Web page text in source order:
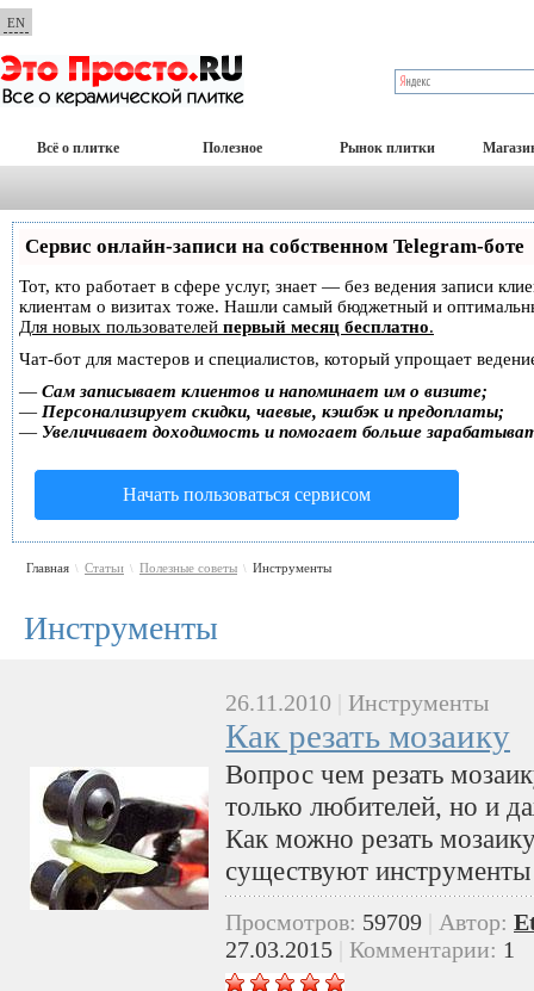
EN
Всё о плитке Полезное Рынок плитки
Сервис онлайн-записи на собственном Telegram-боте
Тот, кто работает в сфере услуг, знает — без ведения записи
клиентам о визитах тоже. Нашли самый бюджетный и
Для новых пользователей первый месяц бесплатно.
Чат-бот для мастеров и специалистов, который упрощает
— Сам записывает клиентов и напоминает им о визите;
— Персонализирует скидки, чаевые, кэшбэк и предоплаты;
— Увеличивает доходимость и помогает больше
Начать пользоваться сервисом
Главная \ Статьи \ Полезные советы \ Инструменты
Инструменты
26.11.2010 Инструменты
Как резать мозаику
Вопрос чем резать
только любителей, но и
Как можно резать
существуют инструменты
Просмотров: 59709 Автор:
27.03.2015
Комментарии: 1